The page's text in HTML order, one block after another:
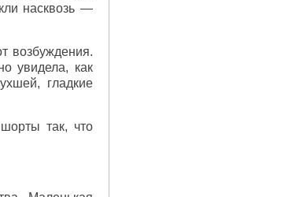
насквозь —
возбуждения.
увидела, как
гладкие
так, что